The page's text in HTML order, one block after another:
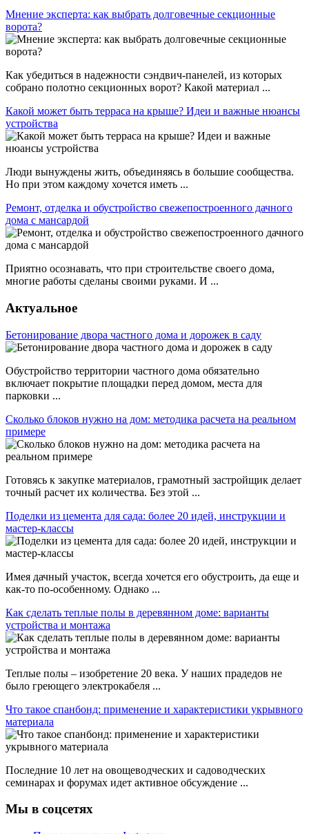
Мнение эксперта: как выбрать долговечные секционные
ворота?
Как убедиться в надежности сэндвич-панелей, из которых
собрано полотно секционных ворот? Какой материал ...
Какой может быть терраса на крыше? Идеи и важные нюансы
устройства
Люди вынуждены жить, объединяясь в большие сообщества.
Но при этом каждому хочется иметь ...
Ремонт, отделка и обустройство свежепостроенного дачного
дома с мансардой
Приятно осознавать, что при строительстве своего дома,
многие работы сделаны своими руками. И ...
Актуальное
Бетонирование двора частного дома и дорожек в саду
Обустройство территории частного дома обязательно
включает покрытие площадки перед домом, места для
парковки ...
Сколько блоков нужно на дом: методика расчета на реальном
примере
Готовясь к закупке материалов, грамотный застройщик делает
точный расчет их количества. Без этой ...
Поделки из цемента для сада: более 20 идей, инструкции и
мастер-классы
Имея дачный участок, всегда хочется его обустроить, да еще и
как-то по-особенному. Однако ...
Как сделать теплые полы в деревянном доме: варианты
устройства и монтажа
Теплые полы – изобретение 20 века. У наших прадедов не
было греющего электрокабеля ...
Что такое спанбонд: применение и характеристики укрывного
материала
Последние 10 лет на овощеводческих и садоводческих
семинарах и форумах идет активное обсуждение ...
Мы в соцсетях